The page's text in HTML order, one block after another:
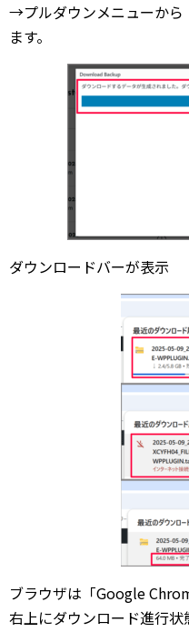
→プルダウンメニューから
ます。
ダウンロードバーが表示
ブラウザは「Google
右上にダウンロード進行状